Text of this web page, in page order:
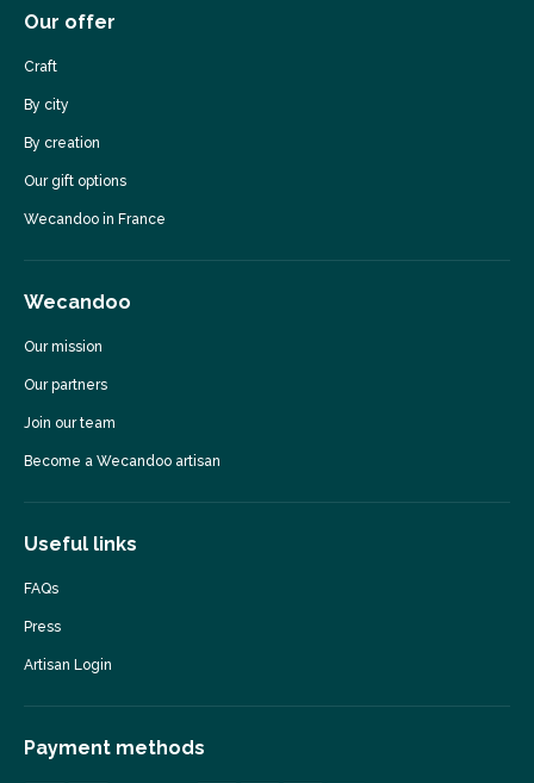
Our offer
Craft
By city
By creation
Our gift options
Wecandoo in France
Wecandoo
Our mission
Our partners
Join our team
Become a Wecandoo artisan
Useful links
FAQs
Press
Artisan Login
Payment methods